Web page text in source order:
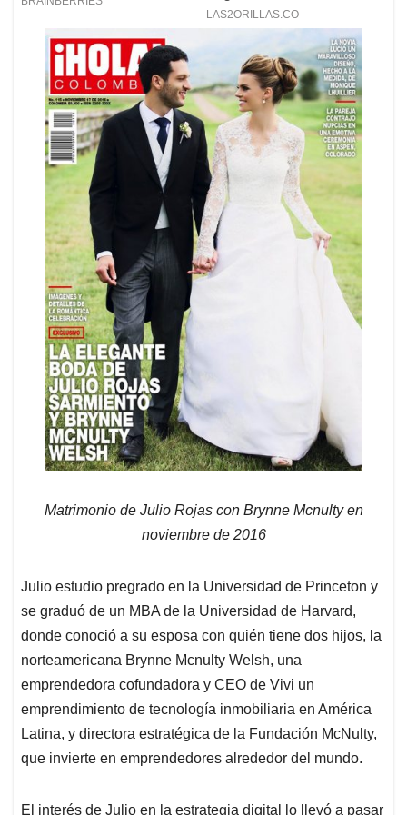
Matrimonio de Julio Rojas con Brynne Mcnulty en
noviembre de 2016
Julio estudio pregrado en la Universidad de Princeton y
se graduó de un MBA de la Universidad de Harvard,
donde conoció a su esposa con quién tiene dos hijos, la
norteamericana Brynne Mcnulty Welsh, una
emprendedora cofundadora y CEO de Vivi un
emprendimiento de tecnología inmobiliaria en América
Latina, y directora estratégica de la Fundación McNulty,
que invierte en emprendedores alrededor del mundo.
El interés de Julio en la estrategia digital lo llevó a pasar